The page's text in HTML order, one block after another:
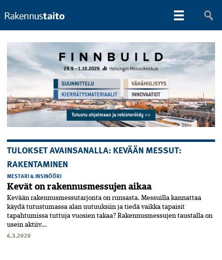
TULOKSET AVAINSANALLA: KEVÄÄN MESSUT:
RAKENTAMINEN
MESTARI & INSINÖÖRI
Kevät on rakennusmessujen aikaa
Kevään rakennusmessutarjonta on runsasta. Messuilla kannattaa
käydä tutustumassa alan uutuuksiin ja tiedä vaikka tapaisit
tapahtumissa tuttuja vuosien takaa? Rakennusmessujen taustalla on
usein aktiiv...
6.3.2020